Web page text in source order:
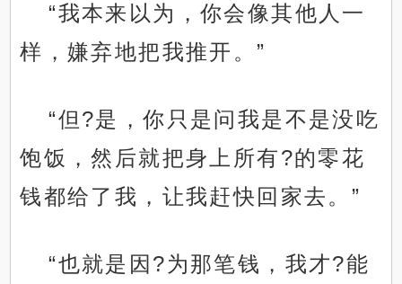
“我本来以为，你会像其他人一
样，嫌弃地把我推开。”
“但?是，你只是问我是不是没吃
饱饭，然后就把身上所有?的零花
钱都给了我，让我赶快回家去。”
“也就是因?为那笔钱，我才?能